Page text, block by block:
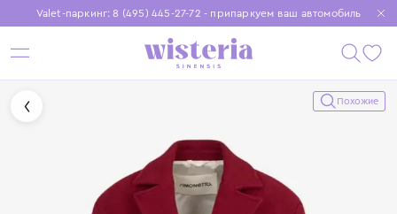
Valet-паркинг: 8 (495) 445-27-72 - припаркуем ваш автомобиль
Бесплатная доставка при заказе от 15 000 ₽
Установите приложение, чтобы покупки были еще удобнее
Похожие